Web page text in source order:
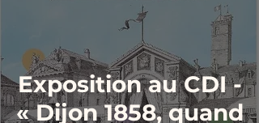
Exposition au CDI -
« Dijon 1858, quand